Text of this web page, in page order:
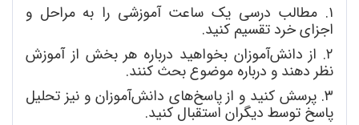
۱. مطالب درسی یک ساعت آموزشی را به مراحل و
اجزای خرد تقسیم کنید.
۲. از دانش
آموزان بخواهید درباره هر بخش از آموزش
نظر دهند و درباره موضوع بحث کنند.
۳. پرسش کنید و از پاسخ
های دانشآموزان و نیز تحلیل
پاسخ توسط دیگران استقبال کنید.